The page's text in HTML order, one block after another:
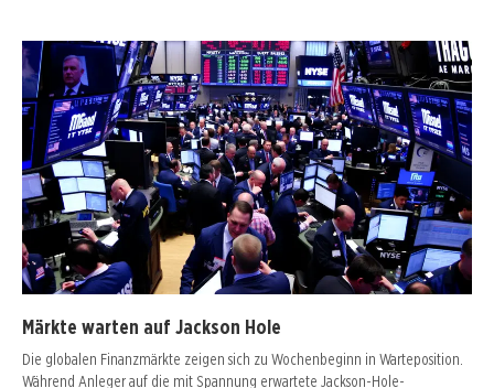
Märkte warten auf Jackson Hole
Die globalen Finanzmärkte zeigen sich zu Wochenbeginn in Warteposition.
Während Anleger auf die mit Spannung erwartete Jackson-Hole-